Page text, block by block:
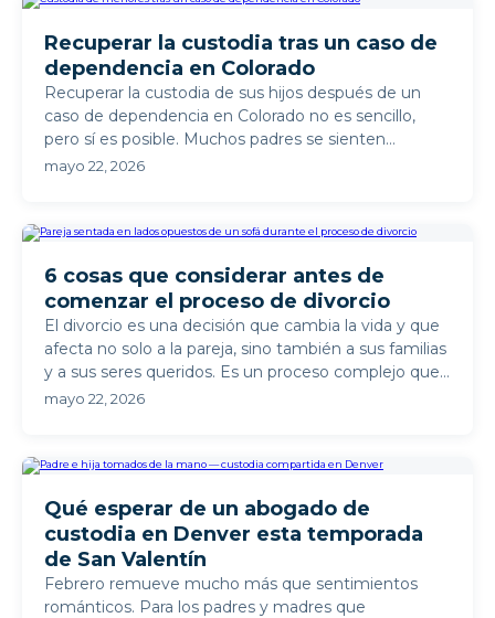
Recuperar la custodia tras un caso de
dependencia en Colorado
Recuperar la custodia de sus hijos después de un
caso de dependencia en Colorado no es sencillo,
pero sí es posible. Muchos padres se sienten
abrumados cuando ...
mayo 22, 2026
6 cosas que considerar antes de
comenzar el proceso de divorcio
El divorcio es una decisión que cambia la vida y que
afecta no solo a la pareja, sino también a sus familias
y a sus seres queridos. Es un proceso complejo que
...
mayo 22, 2026
Qué esperar de un abogado de
custodia en Denver esta temporada
de San Valentín
Febrero remueve mucho más que sentimientos
románticos. Para los padres y madres que